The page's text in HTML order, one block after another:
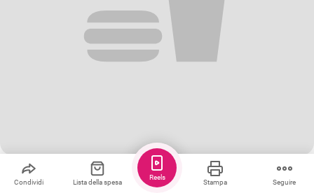
Salva Condividere Mi piace
Sartù di riso alla napoletana
Condividi Lista della spesa Stampa Seguire
Reels